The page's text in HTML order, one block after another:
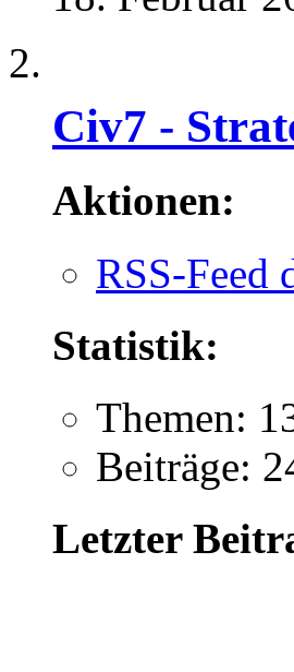
Civ7 -
Aktionen:
RSS-Feed
Statistik:
Themen:
Beiträge:
Letzter